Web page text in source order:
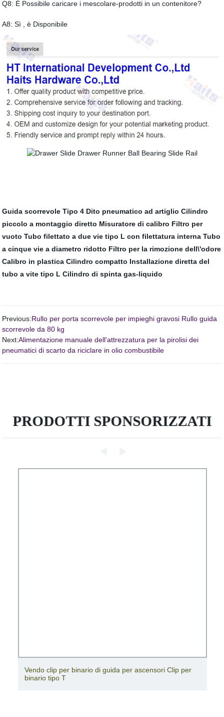
Q8: È Possibile caricare i mescolare-prodotti in un contenitore?
A8: Sì , è Disponibile
Guida scorrevole Tipo 4 Dito pneumatico ad artiglio Cilindro
piccolo a montaggio diretto Misuratore di calibro Filtro per
vuoto Tubo filettato a due vie tipo L con filettatura interna Tubo
a cinque vie a diametro ridotto Filtro per la rimozione dell\'odore
Calibro in plastica Cilindro compatto Installazione diretta del
tubo a vite tipo L Cilindro di spinta gas-liquido
Previous:Rullo per porta scorrevole per impieghi gravosi Rullo guida
scorrevole da 80 kg
Next:Alimentazione manuale dell'attrezzatura per la pirolisi dei
pneumatici di scarto da riciclare in olio combustibile
PRODOTTI SPONSORIZZATI
Vendo clip per binario di guida per ascensori Clip per
binario tipo T